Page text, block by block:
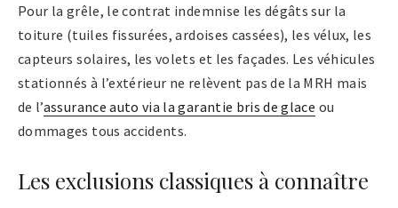
Pour la grêle, le contrat indemnise les dégâts sur la
toiture (tuiles fissurées, ardoises cassées), les vélux, les
capteurs solaires, les volets et les façades. Les véhicules
stationnés à l’extérieur ne relèvent pas de la MRH mais
de l’assurance auto via la garantie bris de glace ou
dommages tous accidents.
Les exclusions classiques à connaître